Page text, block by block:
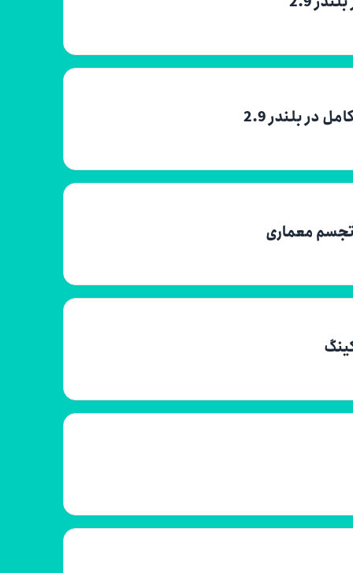
بلندر 2.9